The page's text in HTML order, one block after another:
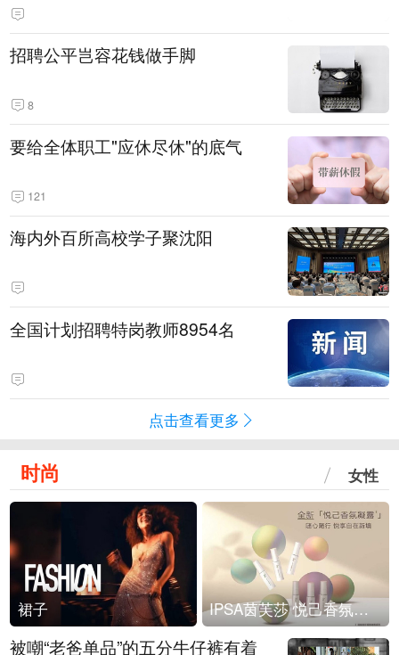
招聘公平岂容花钱做手脚
8
要给全体职工"应休尽休"的底气
121
海内外百所高校学子聚沈阳
全国计划招聘特岗教师8954名
点击查看更多
时尚 女性
裙子 IPSA茵芙莎 悦己香氛凝露上市
被嘲“老爸单品”的五分牛仔裤有着